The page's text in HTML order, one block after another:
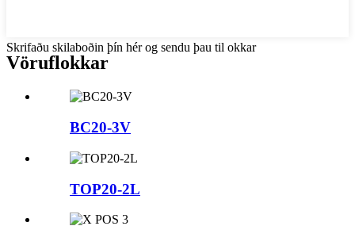
Skrifaðu skilaboðin þín hér og sendu þau til okkar
Vöruflokkar
BC20-3V
TOP20-2L